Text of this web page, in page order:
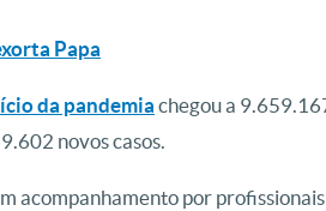
Papa
da pandemia chegou a
novos casos.
acompanhamento por